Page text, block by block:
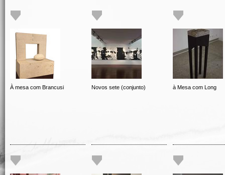
À mesa com Brancusi Novos sete (conjunto) à Mesa com Long